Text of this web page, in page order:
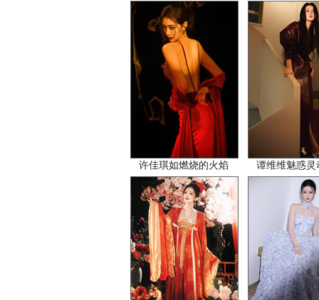
许佳琪如燃烧的火焰 谭维维魅惑灵